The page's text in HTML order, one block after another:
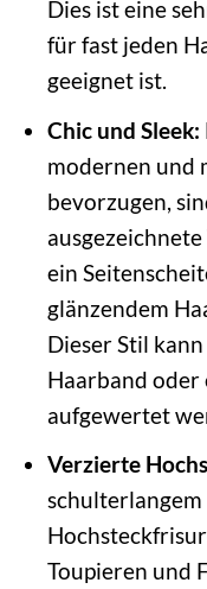
Dies ist eine
für fast jeden
geeignet ist.
Chic und Sleek:
modernen und
bevorzugen,
ein
glänzendem
Dieser Stil
Haarband oder
aufgewertet
Verzierte
Toupieren und